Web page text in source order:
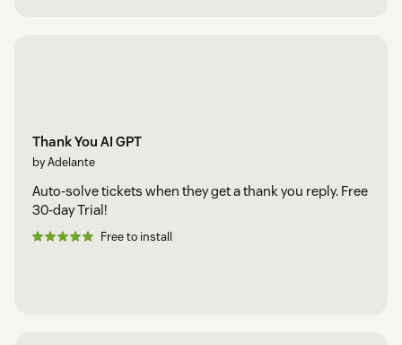
Thank You AI GPT
by Adelante
Auto-solve tickets when they get a thank you reply. Free
30-day Trial!
Free to install